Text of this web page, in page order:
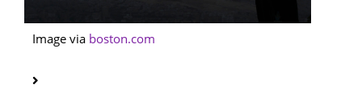
Image via boston.com